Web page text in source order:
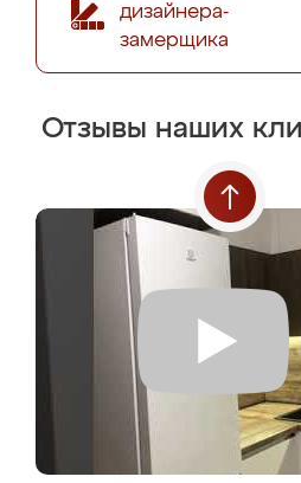
дизайнера-
замерщика
Отзывы наших